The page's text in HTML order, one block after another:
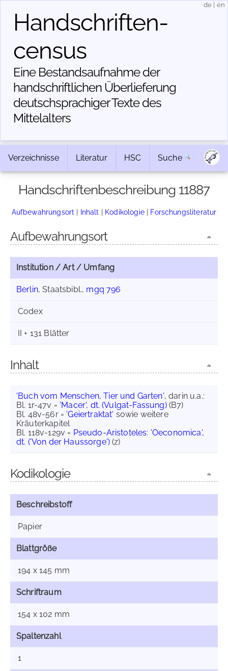
Handschriften­
census
Eine Bestandsaufnahme der
handschriftlichen Über­lieferung
deutschsprachiger Texte des
Mittelalters
de en
Verzeichnisse Literatur HSC Suche
Handschriftenbeschreibung 11887
Aufbewahrungsort | Inhalt | Kodikologie| Forschungsliteratur
Aufbewahrungsort
Institution / Art / Umfang
Berlin, Staatsbibl., mgq 796
Codex
II + 131 Blätter
Inhalt
'Buch vom Menschen, Tier und Garten', darin u.a.:
Bl. 1r-47v = 'Macer', dt. (Vulgat-Fassung)(B7)
Bl. 48v-56r = 'Geiertraktat' sowie weitere
Kräuterkapitel
Bl. 118v-129v = Pseudo-Aristoteles: 'Oeconomica',
dt. ('Von der Haussorge') (z)
Kodikologie
Beschreibstoff
Papier
Blattgröße
194 x 145 mm
Schriftraum
154 x 102 mm
Spaltenzahl
1